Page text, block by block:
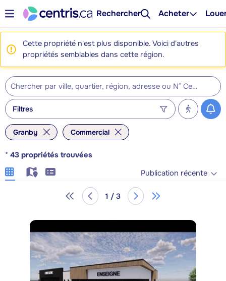
Rechercher Acheter
Cette propriété n'est plus disponible. Voici d'autres
propriétés semblables dans cette région.
Filtres
Granby Commercial
* 43 propriétés trouvées
Publication récente
1 / 3